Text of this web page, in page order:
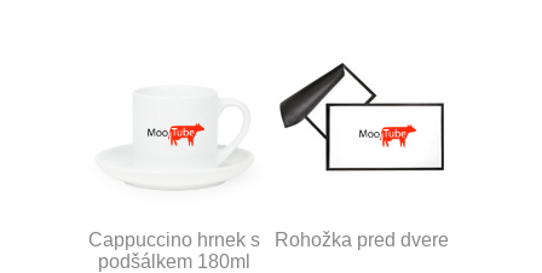
Cappuccino hrnek s
podšálkem 180ml
Rohožka pred dvere